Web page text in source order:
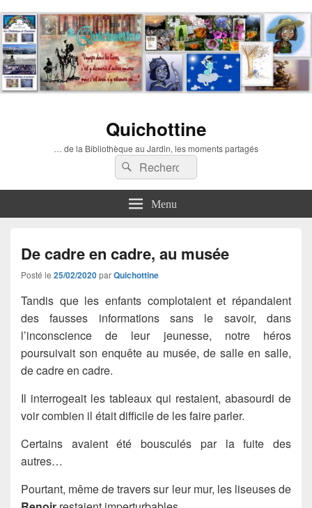
Quichottine
… de la Bibliothèque au Jardin, les moments partagés
Recherche :
Rechercher
Menu
De cadre en cadre, au musée
Posté le 25/02/2020parQuichottine
Tandis que les enfants complotaient et répandaient
des fausses informations sans le savoir, dans
l’inconscience de leur jeunesse, notre héros
poursuivait son enquête au musée, de salle en salle,
de cadre en cadre.
Il interrogeait les tableaux qui restaient, abasourdi de
voir combien il était difficile de les faire parler.
Certains avaient été bousculés par la fuite des
autres…
Pourtant, même de travers sur leur mur, les liseuses de